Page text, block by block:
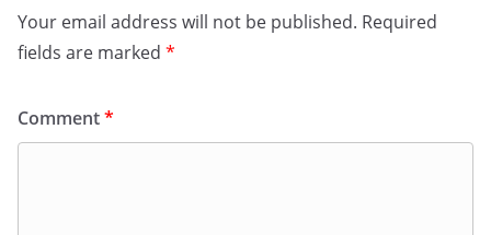
Your email address will not be published. Required
fields are marked *
Comment*